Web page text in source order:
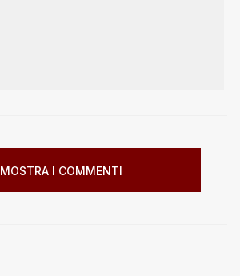
MOSTRA I COMMENTI